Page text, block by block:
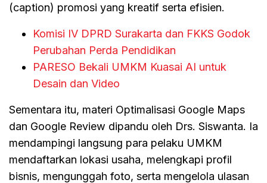
(caption) promosi yang kreatif serta efisien.
Komisi IV DPRD Surakarta dan FKKS Godok
Perubahan Perda Pendidikan
PARESO Bekali UMKM Kuasai AI untuk
Desain dan Video
Sementara itu, materi Optimalisasi Google Maps
dan Google Review dipandu oleh Drs. Siswanta. Ia
mendampingi langsung para pelaku UMKM
mendaftarkan lokasi usaha, melengkapi profil
bisnis, mengunggah foto, serta mengelola ulasan